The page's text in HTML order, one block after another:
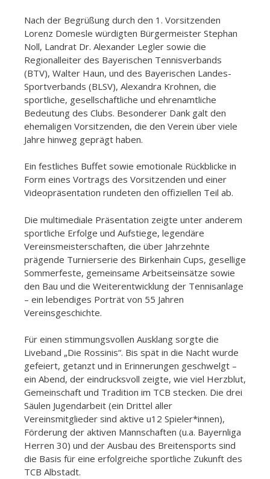
Nach der Begrüßung durch den 1. Vorsitzenden
Lorenz Domesle würdigten Bürgermeister Stephan
Noll, Landrat Dr. Alexander Legler sowie die
Regionalleiter des Bayerischen Tennisverbands
(BTV), Walter Haun, und des Bayerischen Landes-
Sportverbands (BLSV), Alexandra Krohnen, die
sportliche, gesellschaftliche und ehrenamtliche
Bedeutung des Clubs. Besonderer Dank galt den
ehemaligen Vorsitzenden, die den Verein über viele
Jahre hinweg geprägt haben.
Ein festliches Buffet sowie emotionale Rückblicke in
Form eines Vortrags des Vorsitzenden und einer
Videopräsentation rundeten den offiziellen Teil ab.
Die multimediale Präsentation zeigte unter anderem
sportliche Erfolge und Aufstiege, legendäre
Vereinsmeisterschaften, die über Jahrzehnte
prägende Turnierserie des Birkenhain Cups, gesellige
Sommerfeste, gemeinsame Arbeitseinsätze sowie
den Bau und die Weiterentwicklung der Tennisanlage
– ein lebendiges Porträt von 55 Jahren
Vereinsgeschichte.
Für einen stimmungsvollen Ausklang sorgte die
Liveband „Die Rossinis“. Bis spät in die Nacht wurde
gefeiert, getanzt und in Erinnerungen geschwelgt –
ein Abend, der eindrucksvoll zeigte, wie viel Herzblut,
Gemeinschaft und Tradition im TCB stecken. Die drei
Säulen Jugendarbeit (ein Drittel aller
Vereinsmitglieder sind aktive u12 Spieler*innen),
Förderung der aktiven Mannschaften (u.a. Bayernliga
Herren 30) und der Ausbau des Breitensports sind
die Basis für eine erfolgreiche sportliche Zukunft des
TCB Albstadt.